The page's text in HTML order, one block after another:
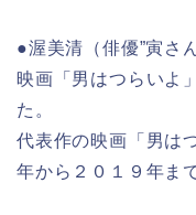
●渥美清（俳優”寅さ
映画「男はつらいよ
た。
代表作の映画「男は
年から２０１９年ま